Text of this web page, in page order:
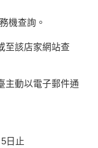
機查詢。
至該店家網站查
主動以電子郵件通
日止